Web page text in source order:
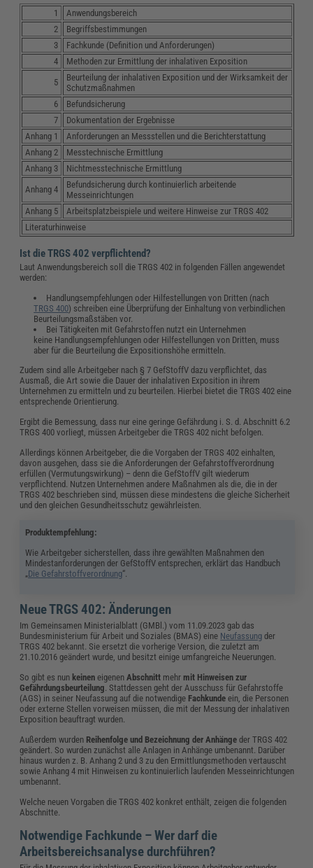
1
Anwendungsbereich
2
Begriffsbestimmungen
3
Fachkunde (Definition und Anforderungen)
4
Methoden zur Ermittlung der inhalativen Exposition
5
Beurteilung der inhalativen Exposition und der Wirksamkeit der
Schutzmaßnahmen
6
Befundsicherung
7
Dokumentation der Ergebnisse
Anhang 1
Anforderungen an Messstellen und die Berichterstattung
Anhang 2
Messtechnische Ermittlung
Anhang 3
Nichtmesstechnische Ermittlung
Anhang 4
Befundsicherung durch kontinuierlich arbeitende
Messeinrichtungen
Anhang 5
Arbeitsplatzbeispiele und weitere Hinweise zur TRGS 402
Literaturhinweise
Ist die TRGS 402 verpflichtend?
Laut Anwendungsbereich soll die TRGS 402 in folgenden Fällen angewendet
werden:
Handlungsempfehlungen oder Hilfestellungen von Dritten (nach
TRGS 400) schreiben eine Überprüfung der Einhaltung von verbindlichen
Beurteilungsmaßstäben vor.
Bei Tätigkeiten mit Gefahrstoffen nutzt ein Unternehmen
keine Handlungsempfehlungen oder Hilfestellungen von Dritten, muss
aber für die Beurteilung die Expositionshöhe ermitteln.
Zudem sind alle Arbeitgeber nach § 7 GefStoffV dazu verpflichtet, das
Ausmaß, die Art sowie die Dauer der inhalativen Exposition in ihrem
Unternehmen zu ermitteln und zu beurteilen. Hierbei bietet die TRGS 402 eine
entsprechende Orientierung.
Ergibt die Bemessung, dass nur eine geringe Gefährdung i. S. d. Abschnitt 6.2
TRGS 400 vorliegt, müssen Arbeitgeber die TRGS 402 nicht befolgen.
Allerdings können Arbeitgeber, die die Vorgaben der TRGS 402 einhalten,
davon ausgehen, dass sie die Anforderungen der Gefahrstoffverordnung
erfüllen (Vermutungswirkung) – denn die GefStoffV gilt wiederum
verpflichtend. Nutzen Unternehmen andere Maßnahmen als die, die in der
TRGS 402 beschrieben sind, müssen diese mindestens die gleiche Sicherheit
und den gleichen Gesundheitsschutz gewährleisten.
Produktempfehlung:
Wie Arbeitgeber sicherstellen, dass ihre gewählten Maßnahmen den
Mindestanforderungen der GefStoffV entsprechen, erklärt das Handbuch
„Die Gefahrstoffverordnung“.
Neue TRGS 402: Änderungen
Im Gemeinsamen Ministerialblatt (GMBl.) vom 11.09.2023 gab das
Bundesministerium für Arbeit und Soziales (BMAS) eine Neufassung der
TRGS 402 bekannt. Sie ersetzt die vorherige Version, die zuletzt am
21.10.2016 geändert wurde, und besitzt einige umfangreiche Neuerungen.
So gibt es nunkeinen eigenenAbschnitt mehr mit Hinweisen zur
Gefährdungsbeurteilung . Stattdessen geht der Ausschuss für Gefahrstoffe
(AGS) in seiner Neufassung auf die notwendige Fachkunde ein, die Personen
oder externe Stellen vorweisen müssen, die mit der Messung der inhalativen
Exposition beauftragt wurden.
Außerdem wurden Reihenfolge und Bezeichnung der Anhänge der TRGS 402
geändert. So wurden zunächst alle Anlagen in Anhänge umbenannt. Darüber
hinaus wurden z. B. Anhang 2 und 3 zu den Ermittlungsmethoden vertauscht
sowie Anhang 4 mit Hinweisen zu kontinuierlich laufenden Messeinrichtungen
umbenannt.
Welche neuen Vorgaben die TRGS 402 konkret enthält, zeigen die folgenden
Abschnitte.
Notwendige Fachkunde – Wer darf die
Arbeitsbereichsanalyse durchführen?